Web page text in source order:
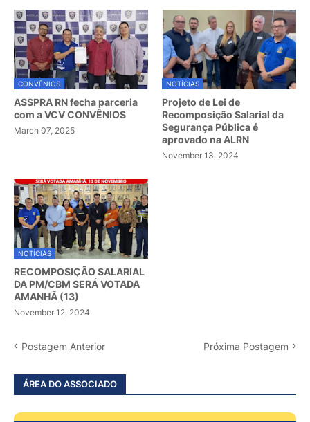
CONVÊNIOS
ASSPRA RN fecha parceria
com a VCV CONVÊNIOS
March 07, 2025
NOTÍCIAS
Projeto de Lei de
Recomposição Salarial da
Segurança Pública é
aprovado na ALRN
November 13, 2024
NOTÍCIAS
RECOMPOSIÇÃO SALARIAL
DA PM/CBM SERÁ VOTADA
AMANHÃ (13)
November 12, 2024
Postagem Anterior Próxima Postagem
ÁREA DO ASSOCIADO